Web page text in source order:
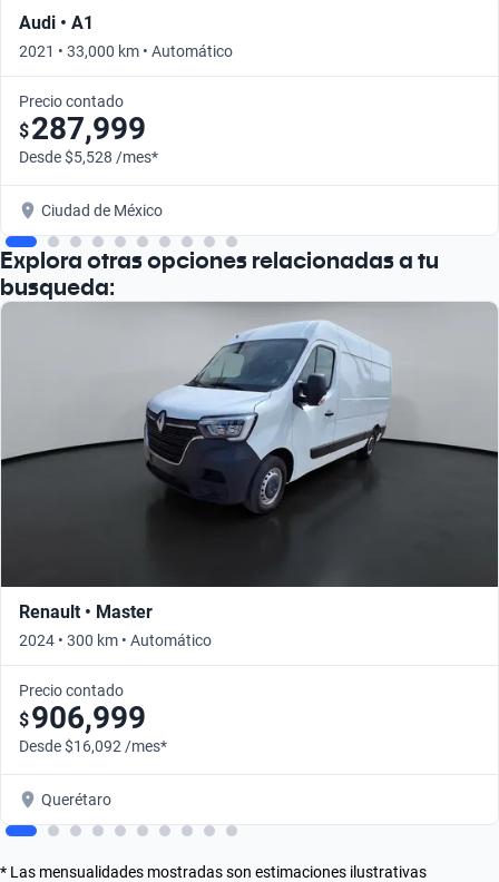
Audi • A1
2021 • 33,000 km • Automático
Precio contado
$287,999
Desde $5,528 /mes*
Ciudad de México
Explora otras opciones relacionadas a tu
busqueda:
Renault • Master
2024 • 300 km • Automático
Precio contado
$906,999
Desde $16,092 /mes*
Querétaro
* Las mensualidades mostradas son estimaciones ilustrativas